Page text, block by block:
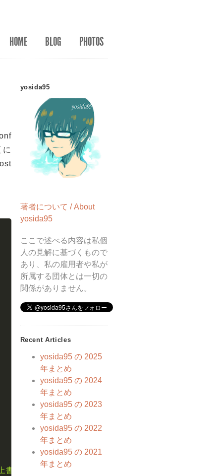
HOME BLOG PHOTOS
上書きしますか？ (y/N): '
yosida95
著者について / About
yosida95
ここで述べる内容は私個
人の見解に基づくもので
あり、私の雇用者や私が
所属する団体とは一切の
関係がありません。
Recent Articles
yosida95 の 2025
年まとめ
yosida95 の 2024
年まとめ
yosida95 の 2023
年まとめ
yosida95 の 2022
年まとめ
yosida95 の 2021
年まとめ